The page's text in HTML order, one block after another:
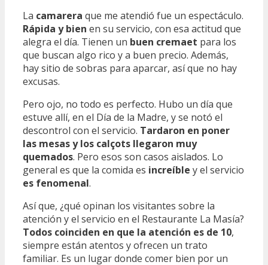
La camarera que me atendió fue un espectáculo.
Rápida y bien en su servicio, con esa actitud que
alegra el día. Tienen un buen cremaet para los
que buscan algo rico y a buen precio. Además,
hay sitio de sobras para aparcar, así que no hay
excusas.
Pero ojo, no todo es perfecto. Hubo un día que
estuve allí, en el Día de la Madre, y se notó el
descontrol con el servicio. Tardaron en poner
las mesas y los calçots llegaron muy
quemados. Pero esos son casos aislados. Lo
general es que la comida es increíble y el servicio
es fenomenal.
Así que, ¿qué opinan los visitantes sobre la
atención y el servicio en el Restaurante La Masía?
Todos coinciden en que la atención es de 10,
siempre están atentos y ofrecen un trato
familiar. Es un lugar donde comer bien por un